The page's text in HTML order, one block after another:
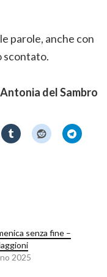
parole, anche con
scontato.
Antonia del Sambro
senza fine –
2025